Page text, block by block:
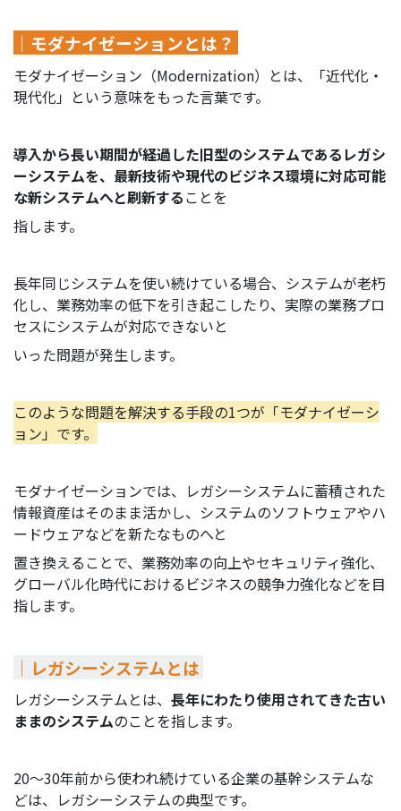
｜モダナイゼーションとは？
モダナイゼーション（Modernization）とは、「近代化・
現代化」という意味をもった言葉です。
導入から長い期間が経過した旧型のシステムであるレガシ
ーシステムを、最新技術や現代のビジネス環境に対応可能
な新システムへと刷新する ことを
指します。
長年同じシステムを使い続けている場合、システムが老朽
化し、業務効率の低下を引き起こしたり、実際の業務プロ
セスにシステムが対応できないと
いった問題が発生します。
このような問題を解決する手段の1つが「モダナイゼーシ
ョン」です。
モダナイゼーションでは、レガシーシステムに蓄積された
情報資産はそのまま活かし、システムのソフトウェアやハ
ードウェアなどを新たなものへと
置き換えることで、業務効率の向上やセキュリティ強化、
グローバル化時代におけるビジネスの競争力強化などを目
指します。
｜レガシーシステムとは
レガシーシステムとは、 長年にわたり使用されてきた古い
ままのシステムのことを指します。
20～30年前から使われ続けている企業の基幹システムな
どは、レガシーシステムの典型です。